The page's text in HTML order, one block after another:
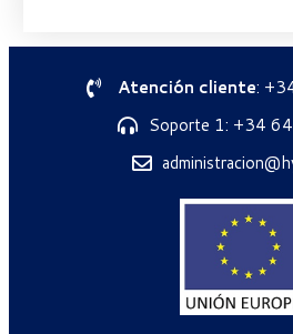
Atención cliente:
Soporte 1: +34